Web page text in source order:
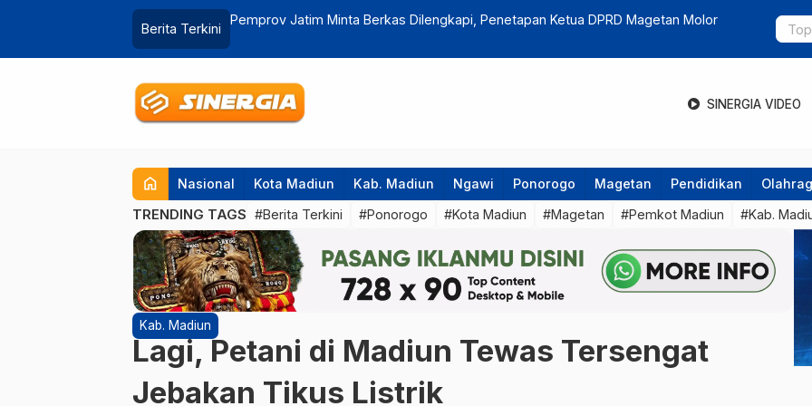
Berita Terkini
Ratusan Botol Miras Dimusnahkan, Polisi Bersih-Bersih Penyakit Masyarakat Jelang
Warga
Hutan Jati
SINERGIA VIDEO
home Nasional Kota Madiun Kab. Madiun Ngawi Ponorogo Magetan Pendidikan
TRENDING TAGS #Berita Terkini #Ponorogo #Kota Madiun #Magetan #Pemkot Madiun #Kab.
Kab. Madiun
Lagi, Petani di Madiun Tewas Tersengat
Jebakan Tikus Listrik